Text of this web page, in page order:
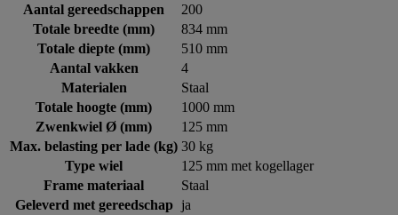
Aantal gereedschappen
200
Totale breedte (mm)
834 mm
Totale diepte (mm)
510 mm
Aantal vakken
4
Materialen
Staal
Totale hoogte (mm)
1000 mm
Zwenkwiel Ø (mm)
125 mm
Max. belasting per lade (kg) 30 kg
Type wiel
125 mm met kogellager
Frame materiaal
Staal
Geleverd met gereedschap
ja